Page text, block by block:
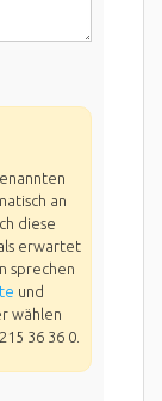
an
diese
erwartet
sprechen
und
wählen
36 36 0.